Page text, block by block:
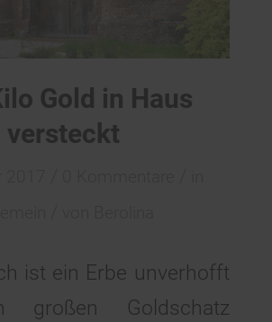
Gold in Haus
versteckt
ist ein Erbe unverhofft
großen Goldschatz